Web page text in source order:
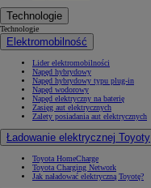
Technologie
Technologie
Elektromobilność
Lider elektromobilności
Napęd hybrydowy
Napęd hybrydowy typu plug-in
Napęd wodorowy
Napęd elektryczny na baterię
Zasięg aut elektrycznych
Zalety posiadania aut elektrycznych
Ładowanie elektrycznej Toyoty
Toyota HomeCharge
Toyota Charging Network
Jak naładować elektryczną Toyotę?